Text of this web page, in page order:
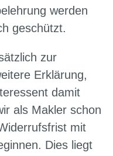
werden
geschützt.
zur
Erklärung,
damit
als Makler schon
mit
Dies liegt